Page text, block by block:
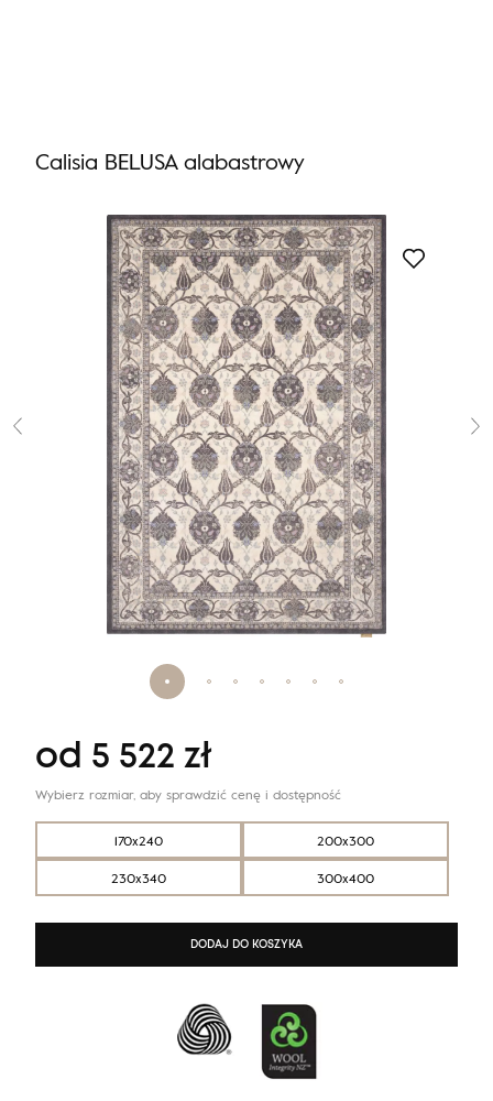
Calisia BELUSA alabastrowy
170x240
200x300
230x340
300x400
od 5 522 zł
Wybierz rozmiar, aby sprawdzić cenę i dostępność
DODAJ DO KOSZYKA